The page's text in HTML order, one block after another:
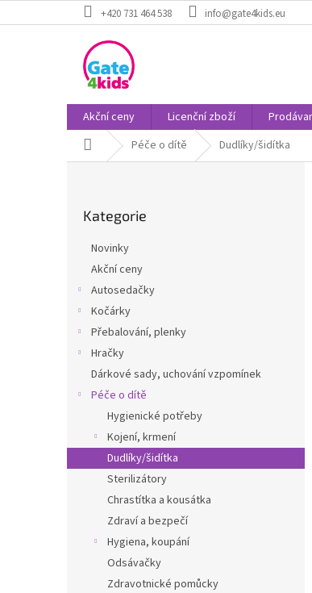
na
+420 731 464 538 info@gate4kids.eu
Akční ceny Licenční zboží
Domů Péče o dítě Dudlíky/šidítka
kategorie
Kategorie
Novinky
Akční ceny
Autosedačky
Kočárky
Přebalování, plenky
Hračky
Dárkové sady, uchování vzpomínek
Péče o dítě
Hygienické potřeby
Kojení, krmení
Dudlíky/šidítka
Sterilizátory
Chrastítka a kousátka
Zdraví a bezpečí
Hygiena, koupání
Odsávačky
Zdravotnické pomůcky